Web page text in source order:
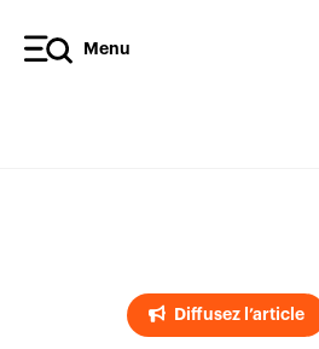
Menu
Diffusez l’article